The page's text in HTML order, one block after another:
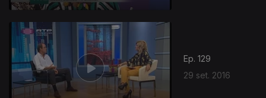
Ep. 129
29 set. 2016